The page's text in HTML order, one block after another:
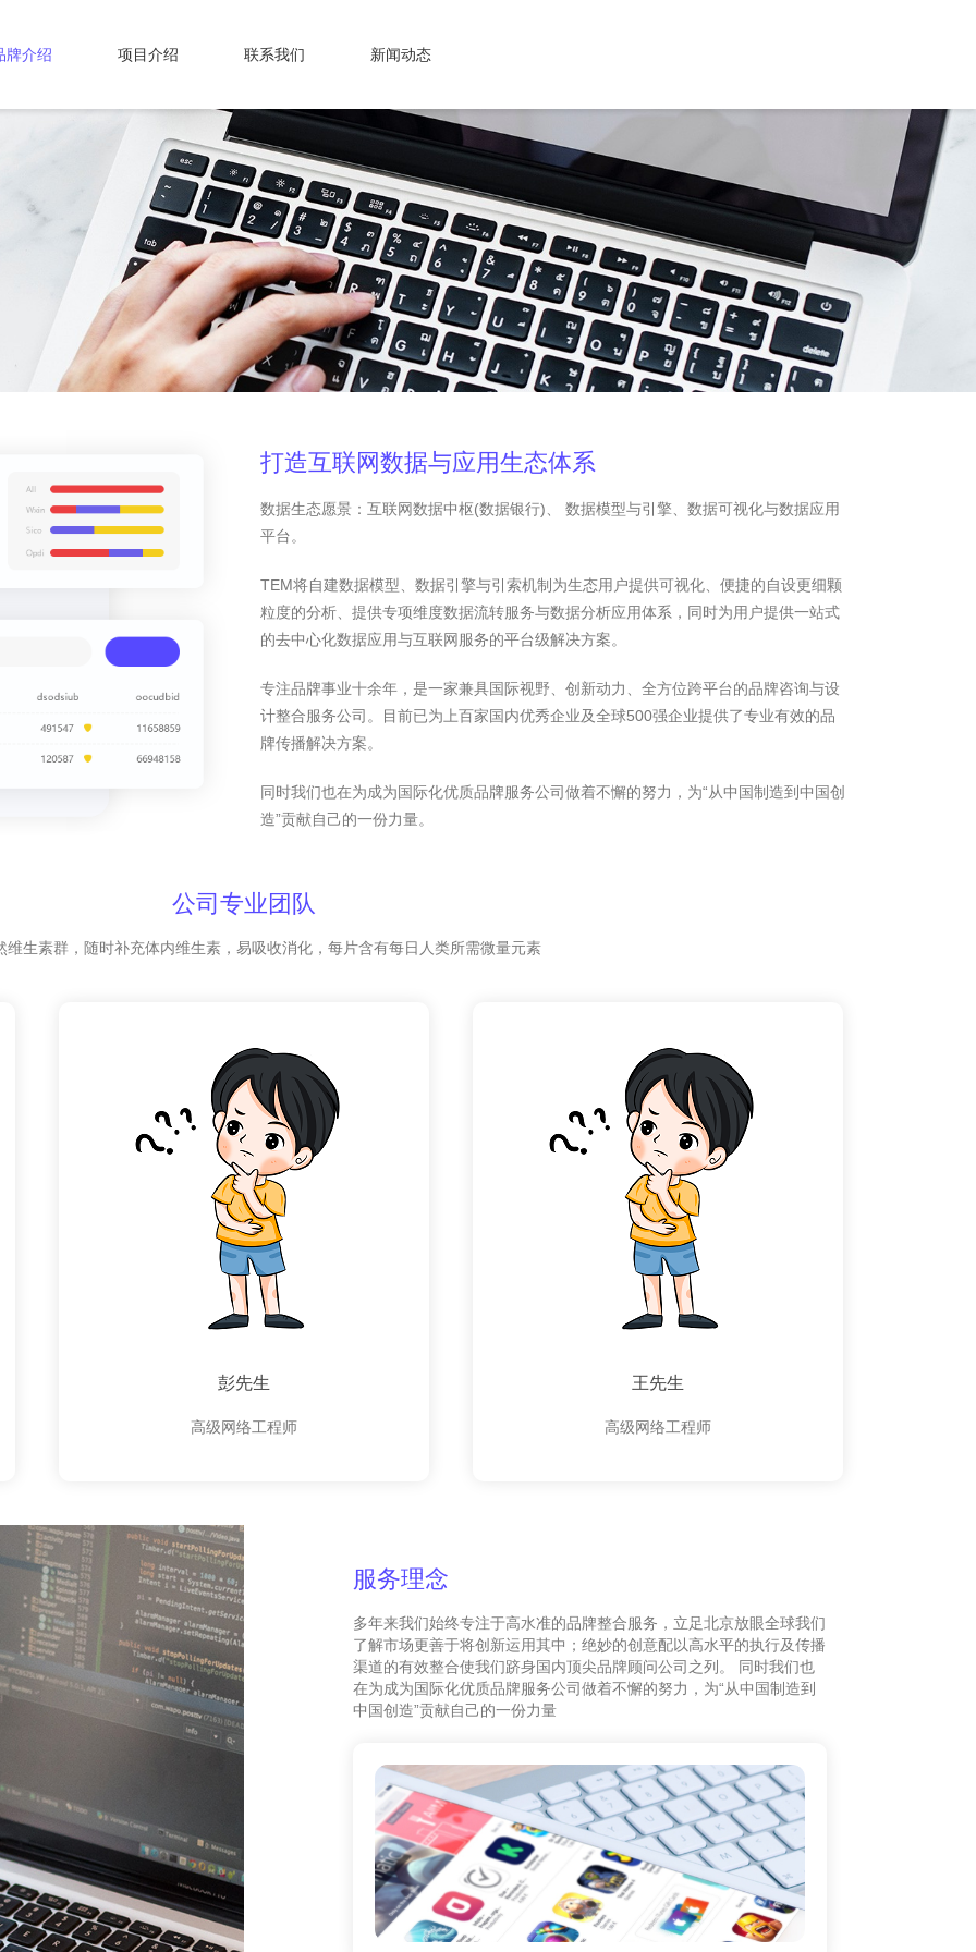
牌介绍 项目介绍 联系我们 新闻动态
打造互联网数据与应用生态体系
数据生态愿景：互联网数据中枢(数据银行)、 数据模型与引擎、数据可视化与数据应用
平台。
TEM将自建数据模型、数据引擎与引索机制为生态用户提供可视化、便捷的自设更细颗
粒度的分析、提供专项维度数据流转服务与数据分析应用体系，同时为用户提供一站式
的去中心化数据应用与互联网服务的平台级解决方案。
专注品牌事业十余年，是一家兼具国际视野、创新动力、全方位跨平台的品牌咨询与设
计整合服务公司。目前已为上百家国内优秀企业及全球500强企业提供了专业有效的品
牌传播解决方案。
同时我们也在为成为国际化优质品牌服务公司做着不懈的努力，为“从中国制造到中国创
造”贡献自己的一份力量。
公司专业团队
维生素群，随时补充体内维生素，易吸收消化，每片含有每日人类所需微量元素
彭先生
高级网络工程师
王先生
高级网络工程师
服务理念
多年来我们始终专注于高水准的品牌整合服务，立足北京放眼全球我们
了解市场更善于将创新运用其中；绝妙的创意配以高水平的执行及传播
渠道的有效整合使我们跻身国内顶尖品牌顾问公司之列。 同时我们也
在为成为国际化优质品牌服务公司做着不懈的努力，为“从中国制造到
中国创造”贡献自己的一份力量